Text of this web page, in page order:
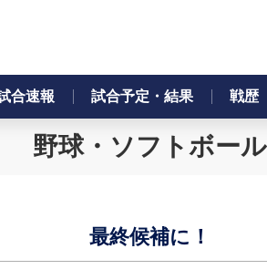
合速報 試合予定・結果 戦歴
野球・ソフトボール
最終候補に！